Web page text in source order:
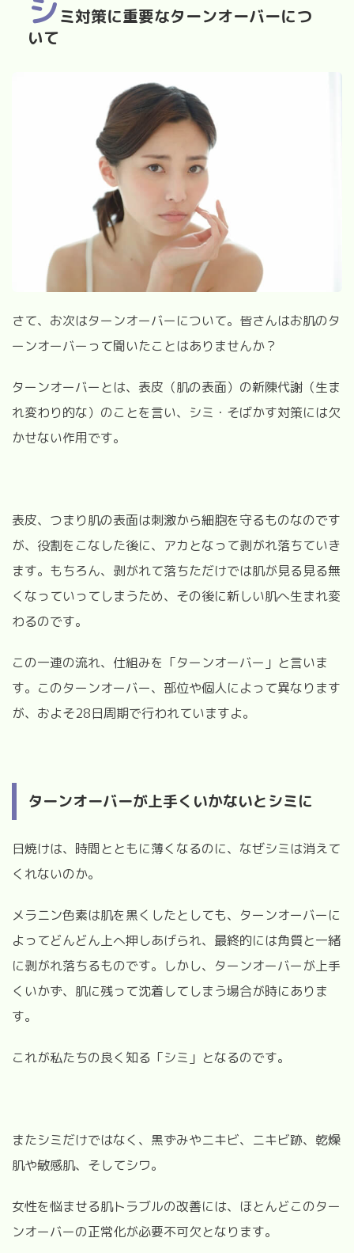
シミ対策に重要なターンオーバーにつ
いて
さて、お次はターンオーバーについて。皆さんはお肌のタ
ーンオーバーって聞いたことはありませんか？
ターンオーバーとは、表皮（肌の表面）の新陳代謝（生ま
れ変わり的な）のことを言い、シミ・そばかす対策には欠
かせない作用です。
表皮、つまり肌の表面は刺激から細胞を守るものなのです
が、役割をこなした後に、アカとなって剥がれ落ちていき
ます。もちろん、剥がれて落ちただけでは肌が見る見る無
くなっていってしまうため、その後に新しい肌へ生まれ変
わるのです。
この一連の流れ、仕組みを「ターンオーバー」と言いま
す。このターンオーバー、部位や個人によって異なります
が、およそ28日周期で行われていますよ。
ターンオーバーが上手くいかないとシミに
日焼けは、時間とともに薄くなるのに、なぜシミは消えて
くれないのか。
メラニン色素は肌を黒くしたとしても、ターンオーバーに
よってどんどん上へ押しあげられ、最終的には角質と一緒
に剥がれ落ちるものです。しかし、ターンオーバーが上手
くいかず、肌に残って沈着してしまう場合が時にありま
す。
これが私たちの良く知る「シミ」となるのです。
またシミだけではなく、黒ずみやニキビ、ニキビ跡、乾燥
肌や敏感肌、そしてシワ。
女性を悩ませる肌トラブルの改善には、ほとんどこのター
ンオーバーの正常化が必要不可欠となります。